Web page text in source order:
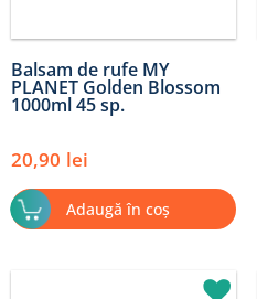
Balsam de rufe MY
PLANET Golden Blossom
1000ml 45 sp.
20,90 lei
Adaugă în coș